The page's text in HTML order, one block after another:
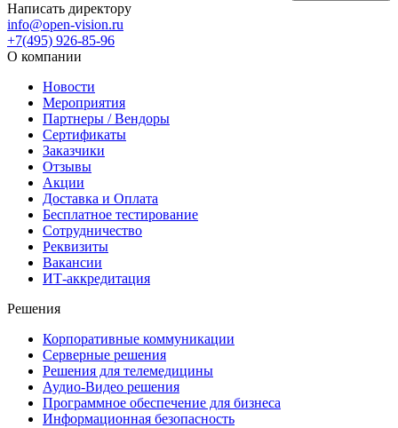
Написать директору
info@open-vision.ru
+7(495) 926-85-96
О компании
Новости
Мероприятия
Партнеры / Вендоры
Сертификаты
Заказчики
Отзывы
Акции
Доставка и Оплата
Бесплатное тестирование
Сотрудничество
Реквизиты
Вакансии
ИТ-аккредитация
Решения
Корпоративные коммуникации
Серверные решения
Решения для телемедицины
Аудио-Видео решения
Программное обеспечение для бизнеса
Информационная безопасность